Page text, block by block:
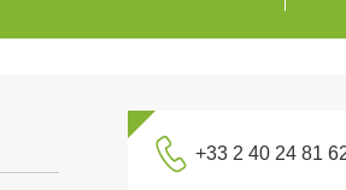
+33 2 40 24 81